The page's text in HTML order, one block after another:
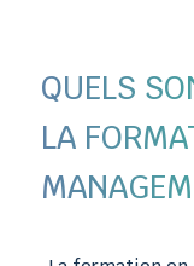
QUELS
LA